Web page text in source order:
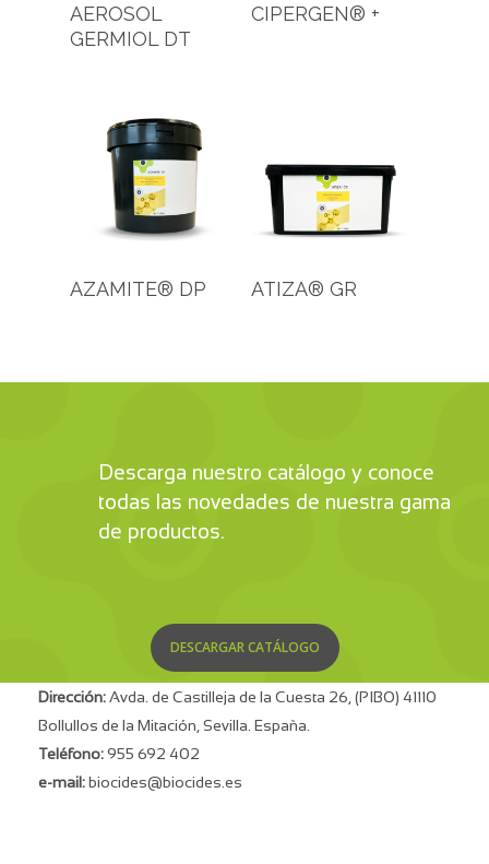
AEROSOL
GERMIOL DT
CIPERGEN® +
AZAMITE® DP ATIZA® GR
Descarga nuestro catálogo y conoce
todas las novedades de nuestra gama
de productos.
DESCARGAR CATÁLOGO
Dirección:Avda. de Castilleja de la Cuesta 26, (PIBO) 41110
Bollullos de la Mitación, Sevilla. España.
Teléfono:955 692 402
e-mail:biocides@biocides.es